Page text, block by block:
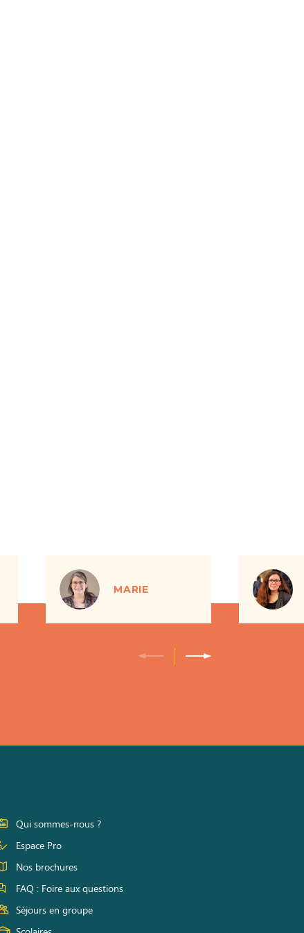
MARIE
Qui sommes-nous ?
Espace Pro
Nos brochures
FAQ : Foire aux questions
Séjours en groupe